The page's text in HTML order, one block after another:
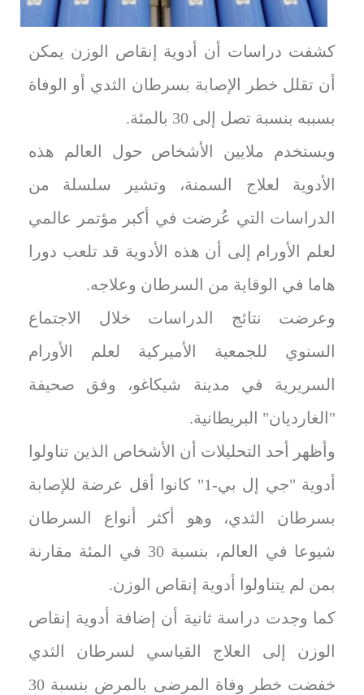
كشفت دراسات أن أدوية إنقاص الوزن يمكن
أن تقلل خطر الإصابة بسرطان الثدي أو الوفاة
بسببه بنسبة تصل إلى 30 بالمئة.
ويستخدم ملايين الأشخاص حول العالم هذه
الأدوية لعلاج السمنة، وتشير سلسلة من
الدراسات التي عُرضت في أكبر مؤتمر عالمي
لعلم الأورام إلى أن هذه الأدوية قد تلعب دورا
هاما في الوقاية من السرطان وعلاجه.
وعرضت نتائج الدراسات خلال الاجتماع
السنوي للجمعية الأميركية لعلم الأورام
السريرية في مدينة شيكاغو، وفق صحيفة
"الغارديان" البريطانية.
وأظهر أحد التحليلات أن الأشخاص الذين تناولوا
أدوية "جي إل بي-1" كانوا أقل عرضة للإصابة
بسرطان الثدي، وهو أكثر أنواع السرطان
شيوعا في العالم، بنسبة 30 في المئة مقارنة
بمن لم يتناولوا أدوية إنقاص الوزن.
كما وجدت دراسة ثانية أن إضافة أدوية إنقاص
الوزن إلى العلاج القياسي لسرطان الثدي
خفضت خطر وفاة المرضى بالمرض بنسبة 30